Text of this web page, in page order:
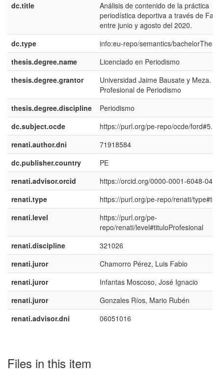
dc.title
Análisis de contenido de la práctica
periodística deportiva a través de
entre junio y agosto del 2020.
dc.type
info:eu-repo/semantics/bachelorThesis
thesis.degree.name
Licenciado en Periodismo
thesis.degree.grantor
Universidad Jaime Bausate y Meza.
Profesional de Periodismo
thesis.degree.discipline
Periodismo
dc.subject.ocde
https://purl.org/pe-repo/ocde/
renati.author.dni
71918584
dc.publisher.country
PE
renati.advisor.orcid
https://orcid.org/0000-0001-6048-0462
renati.type
https://purl.org/pe-repo/renati/
renati.level
https://purl.org/pe-
repo/renati/level#tituloProfesional
renati.discipline
321026
renati.juror
Chamorro Pérez, Luis Fabio
renati.juror
Infantas Moscoso, José Ignacio
renati.juror
Gonzales Ríos, Mario Rubén
renati.advisor.dni
06051016
Files in this item